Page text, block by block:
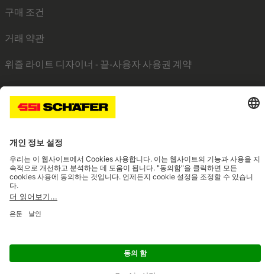
구매 조건
거래 약관
위즐 라이트 디자이너 - 끝-사용자 사용권 계약
Navigate to home page